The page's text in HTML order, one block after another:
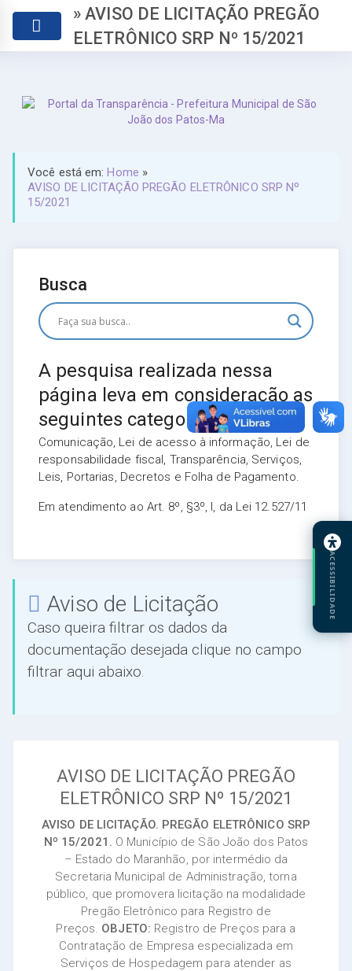
» AVISO DE LICITAÇÃO PREGÃO
ELETRÔNICO SRP Nº 15/2021
Você está em:Home »
AVISO DE LICITAÇÃO PREGÃO ELETRÔNICO SRP Nº
15/2021
Busca
A pesquisa realizada nessa
página leva em consideração as
seguintes categorias:
Comunicação, Lei de acesso à informação, Lei de
responsabilidade fiscal, Transparência, Serviços,
Leis, Portarias, Decretos e Folha de Pagamento.
Em atendimento ao Art. 8º, §3º, I, da Lei 12.527/11
Aviso de Licitação
Caso queira filtrar os dados da
documentação desejada clique no campo
filtrar aqui abaixo.
AVISO DE LICITAÇÃO PREGÃO
ELETRÔNICO SRP Nº 15/2021
AVISO DE LICITAÇÃO. PREGÃO ELETRÔNICO SRP
Nº 15/2021. O Município de São João dos Patos
– Estado do Maranhão, por intermédio da
Secretaria Municipal de Administração, torna
público, que promovera licitação na modalidade
Pregão Eletrônico para Registro de
Preços. OBJETO: Registro de Preços para a
Contratação de Empresa especializada em
Serviços de Hospedagem para atender as
ACESSIBILIDADE